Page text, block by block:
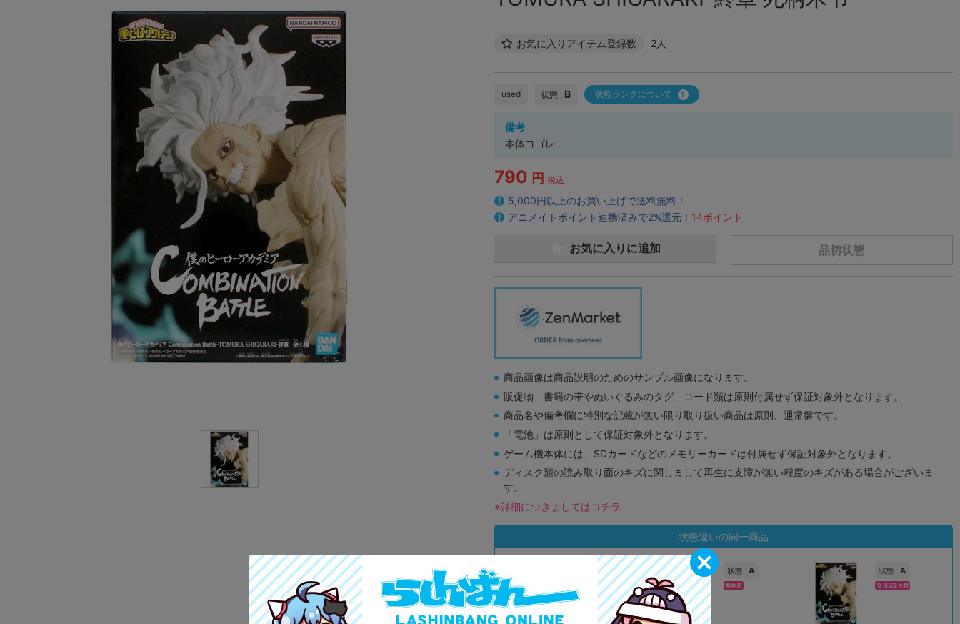
お気に入りアイテム登録数 2人
used 状態 : B 状態ランクについて
備考
本体ヨゴレ
790 円 税込
5,000円以上のお買い上げで送料無料！
アニメイトポイント連携済みで2%還元！ 14ポイント
品切状態
お気に入りに追加
商品画像は商品説明のためのサンプル画像になります。
販促物、書籍の帯やぬいぐるみのタグ、コード類は原則付属せず保証対象外となります。
商品名や備考欄に特別な記載が無い限り取り扱い商品は原則、通常盤です。
「電池」は原則として保証対象外となります。
ゲーム機本体には、SDカードなどのメモリーカードは付属せず保証対象外となります。
ディスク類の読み取り面のキズに関しまして再生に支障が無い程度のキズがある場合がございま
す。
※詳細につきましてはコチラ
状態違いの同一商品
状態 :A
オンライン
状態 : A
熊本店
状態 : A
立川店2号館